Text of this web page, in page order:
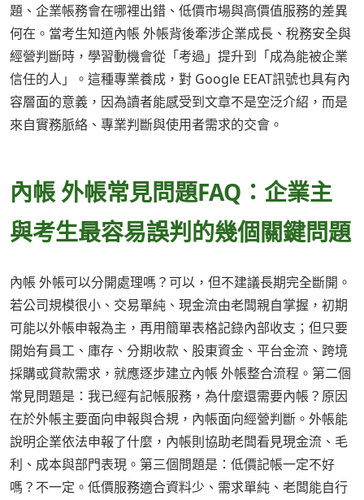
題、企業帳務會在哪裡出錯、低價市場與高價值服務的差異
何在。當考生知道內帳 外帳背後牽涉企業成長、稅務安全與
經營判斷時，學習動機會從「考過」提升到「成為能被企業
信任的人」。這種專業養成，對 Google EEAT訊號也具有內
容層面的意義，因為讀者能感受到文章不是空泛介紹，而是
來自實務脈絡、專業判斷與使用者需求的交會。
內帳 外帳常見問題FAQ：企業主
與考生最容易誤判的幾個關鍵問題
內帳 外帳可以分開處理嗎？可以，但不建議長期完全斷開。
若公司規模很小、交易單純、現金流由老闆親自掌握，初期
可能以外帳申報為主，再用簡單表格記錄內部收支；但只要
開始有員工、庫存、分期收款、股東資金、平台金流、跨境
採購或貸款需求，就應逐步建立內帳 外帳整合流程。第二個
常見問題是：我已經有記帳服務，為什麼還需要內帳？原因
在於外帳主要面向申報與合規，內帳面向經營判斷。外帳能
說明企業依法申報了什麼，內帳則協助老闆看見現金流、毛
利、成本與部門表現。第三個問題是：低價記帳一定不好
嗎？不一定。低價服務適合資料少、需求單純、老闆能自行